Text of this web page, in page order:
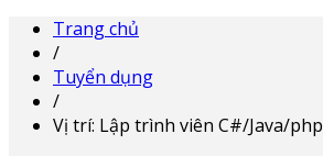
Trang chủ
/
Tuyển dụng
/
Vị trí: Lập trình viên C#/Java/php